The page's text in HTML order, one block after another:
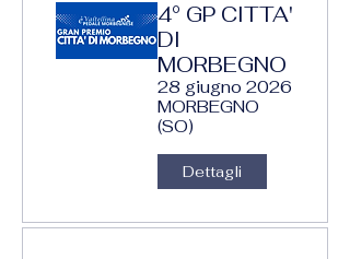
4° GP CITTA'
DI
MORBEGNO
28 giugno 2026
MORBEGNO
(SO)
Dettagli